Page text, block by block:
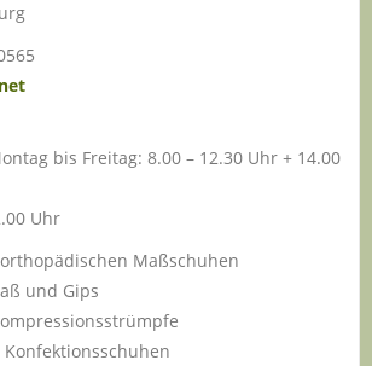
bis Freitag: 8.00 – 12.30 Uhr + 14.00
Uhr
Maßschuhen
und Gips